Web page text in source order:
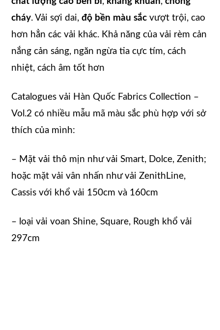
cháy. Vải sợi dai, độ bền màu sắc vượt trội, cao
hơn hẳn các vải khác. Khả năng của vải rèm cản
nắng cản sáng, ngăn ngừa tia cực tím, cách
nhiệt, cách âm tốt hơn
Catalogues vải Hàn Quốc Fabrics Collection –
Vol.2 có nhiều mẫu mã màu sắc phù hợp với sở
thích của mình:
– Mặt vải thô mịn như vải Smart, Dolce, Zenith;
hoặc mặt vải vân nhấn như vải ZenithLine,
Cassis với khổ vải 150cm và 160cm
– loại vải voan Shine, Square, Rough khổ vải
297cm